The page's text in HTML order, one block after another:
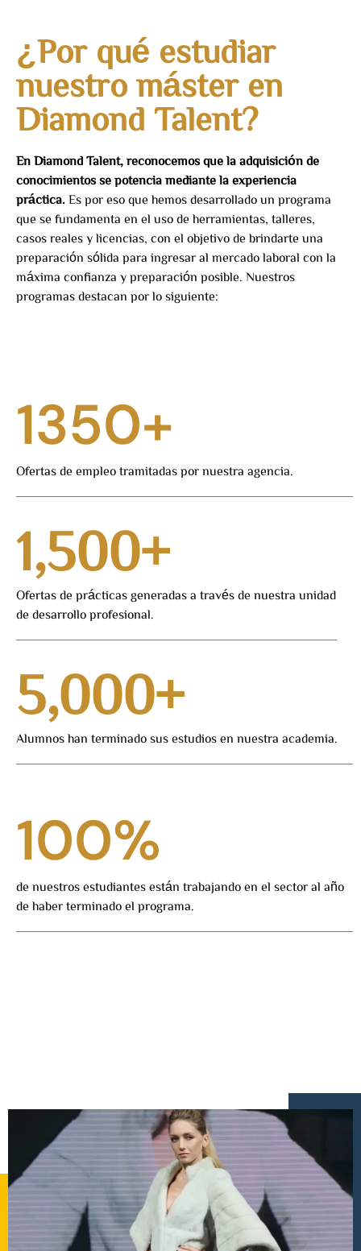
¿Por qué estudiar
nuestro máster en
Diamond Talent?
En Diamond Talent, reconocemos que la adquisición de
conocimientos se potencia mediante la experiencia
práctica. Es por eso que hemos desarrollado un programa
que se fundamenta en el uso de herramientas, talleres,
casos reales y licencias, con el objetivo de brindarte una
preparación sólida para ingresar al mercado laboral con la
máxima confianza y preparación posible. Nuestros
programas destacan por lo siguiente:
1350+
Ofertas de empleo tramitadas por nuestra agencia.
1,500+
Ofertas de prácticas generadas a través de nuestra unidad
de desarrollo profesional.
5,000+
Alumnos han terminado sus estudios en nuestra academia.
100%
de nuestros estudiantes están trabajando en el sector al año
de haber terminado el programa.